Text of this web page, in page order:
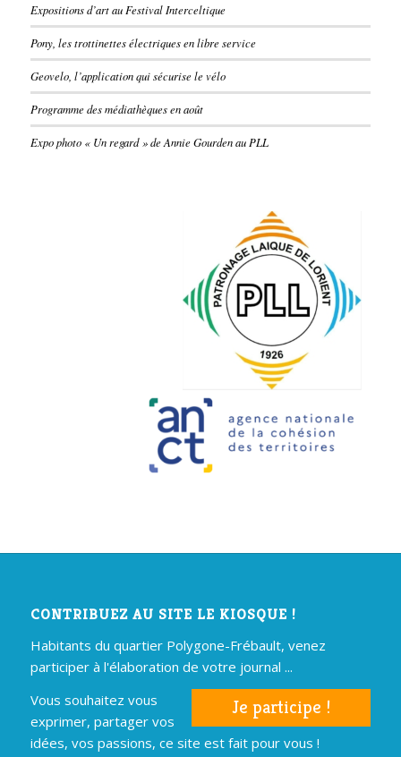
Expositions d’art au Festival Interceltique
Pony, les trottinettes électriques en libre service
Geovelo, l’application qui sécurise le vélo
Programme des médiathèques en août
Expo photo « Un regard » de Annie Gourden au PLL
CONTRIBUEZ AU SITE LE KIOSQUE !
Habitants du quartier Polygone-Frébault, venez
participer à l'élaboration de votre journal ...
Je participe !
Vous souhaitez vous
exprimer, partager vos
idées, vos passions, ce site est fait pour vous !